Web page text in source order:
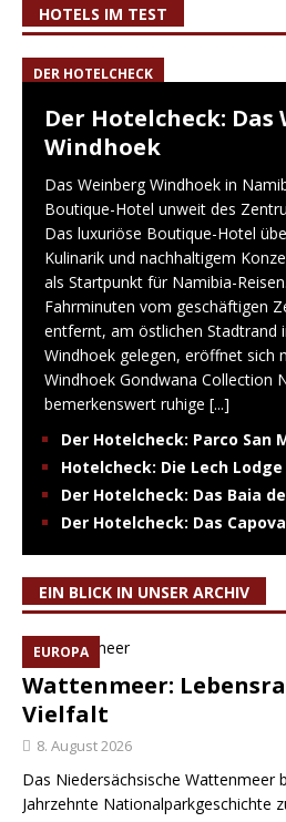
HOTELS IM TEST
DER HOTELCHECK
Der Hotelcheck: Das
Windhoek
Das Weinberg Windhoek in
Boutique-Hotel unweit des
Das luxuriöse Boutique-Hotel
Kulinarik und nachhaltigem
als Startpunkt für Namibia-
Fahrminuten vom geschäftigen
entfernt, am östlichen Stadtrand
Windhoek gelegen, eröffnet sich
Windhoek Gondwana Collection
bemerkenswert ruhige [...]
Der Hotelcheck: Parco San
Hotelcheck: Die Lech
Der Hotelcheck: Das Baia
Der Hotelcheck: Das
EIN BLICK IN UNSER ARCHIV
EUROPA
Wattenmeer:
Vielfalt
8. August 2026
Das Niedersächsische Wattenmeer
Jahrzehnte Nationalparkgeschichte